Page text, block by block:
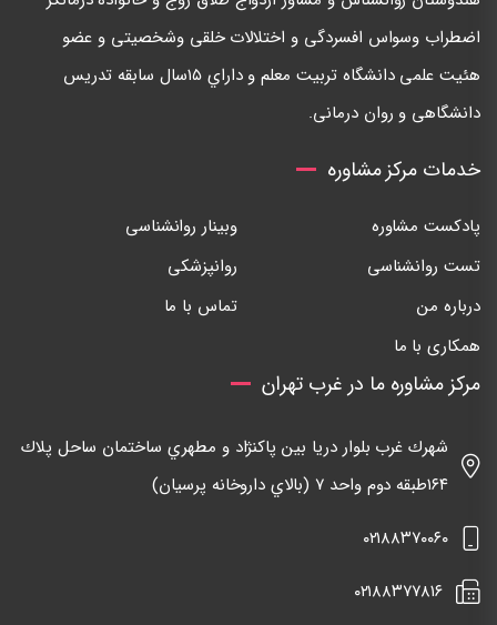
اضطراب وسواس افسردگی و اختلالات خلقی وشخصيتی و عضو
هئيت علمی دانشگاه تربيت معلم و داراي ١٥سال سابقه تدريس
دانشگاهی و روان درمانی.
خدمات مرکز مشاوره
پادکست مشاوره
وبینار روانشناسی
تست روانشناسی
روانپزشکی
درباره من
تماس با ما
همکاری با ما
مرکز مشاوره ما در غرب تهران
شهرك غرب بلوار دريا بين پاكنژاد و مطهري ساختمان ساحل پلاك
١٦٤طبقه دوم واحد ٧ (بالاي داروخانه پرسيان)
٠٢١٨٨٣٧٠٠٦٠
٠٢١٨٨٣٧٧٨١٦